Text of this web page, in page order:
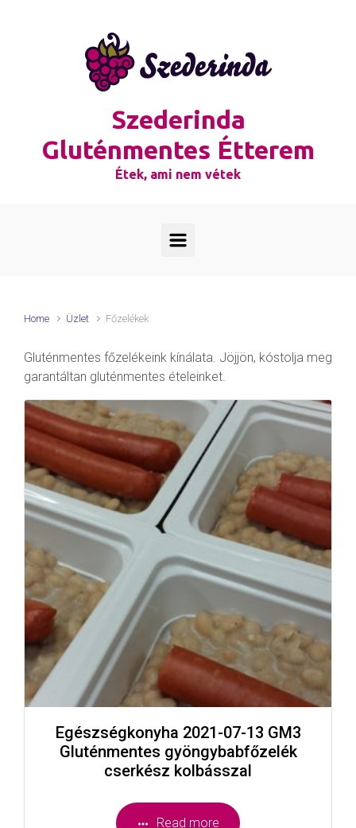
Szederinda
Gluténmentes Étterem
Étek, ami nem vétek
Home Üzlet Főzelékek
Gluténmentes főzelékeink kínálata. Jöjjön, kóstolja meg
garantáltan gluténmentes ételeinket.
Egészségkonyha 2021-07-13 GM3
Gluténmentes gyöngybabfőzelék
cserkész kolbásszal
Read more